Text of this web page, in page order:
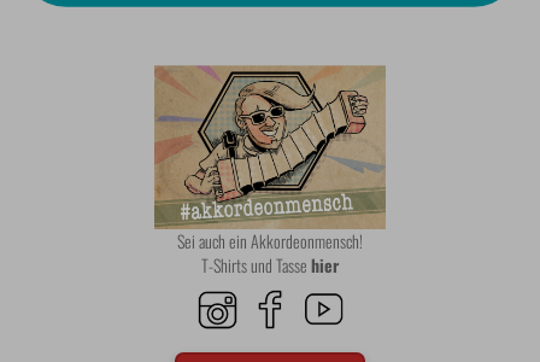
Sei auch ein Akkordeonmensch!
T-Shirts und Tassehier